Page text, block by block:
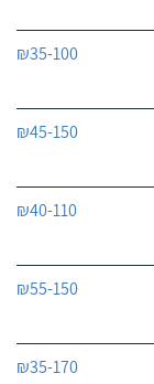
₪35-100
₪45-150
₪40-110
₪55-150
₪35-170